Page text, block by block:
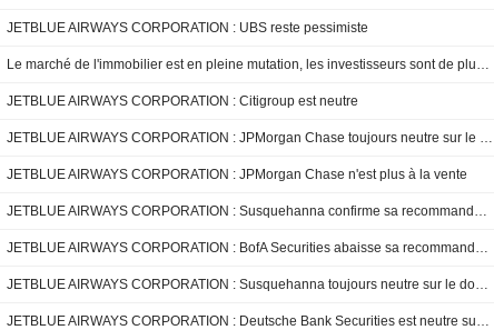
JETBLUE AIRWAYS CORPORATION : UBS reste pessimiste
Le marché de l'immobilier est en pleine mutation, les investisseurs sont de plus en plus nombreux.
JETBLUE AIRWAYS CORPORATION : Citigroup est neutre
JETBLUE AIRWAYS CORPORATION : JPMorgan Chase toujours neutre sur le dossier
JETBLUE AIRWAYS CORPORATION : JPMorgan Chase n'est plus à la vente
JETBLUE AIRWAYS CORPORATION : Susquehanna confirme sa recommandation neutre
JETBLUE AIRWAYS CORPORATION : BofA Securities abaisse sa recommandation à vendre
JETBLUE AIRWAYS CORPORATION : Susquehanna toujours neutre sur le dossier
JETBLUE AIRWAYS CORPORATION : Deutsche Bank Securities est neutre sur le titre